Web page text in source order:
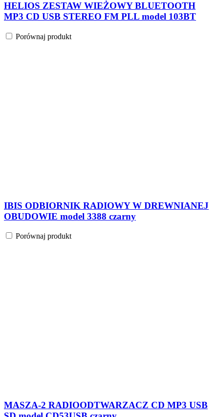
HELIOS ZESTAW WIEŻOWY BLUETOOTH
MP3 CD USB STEREO FM PLL model 103BT
Porównaj produkt
IBIS ODBIORNIK RADIOWY W DREWNIANEJ
OBUDOWIE model 3388 czarny
Porównaj produkt
MASZA-2 RADIOODTWARZACZ CD MP3 USB